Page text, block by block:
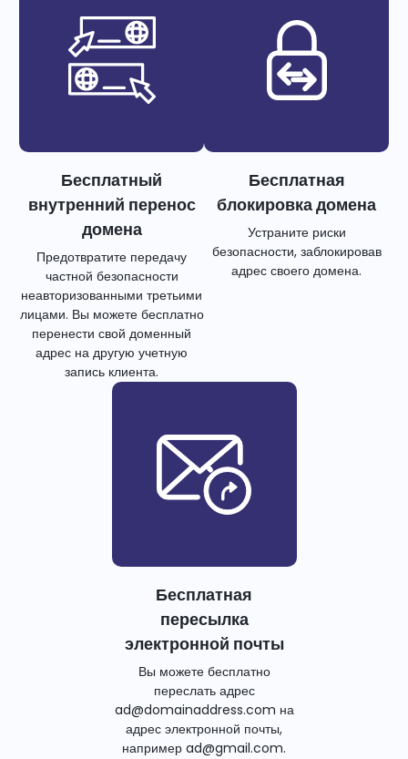
Бесплатный
внутренний перенос
домена
Предотвратите передачу
частной безопасности
неавторизованными третьими
лицами. Вы можете бесплатно
перенести свой доменный
адрес на другую учетную
запись клиента.
Бесплатная
блокировка домена
Устраните риски
безопасности, заблокировав
адрес своего домена.
Бесплатная
пересылка
электронной почты
Вы можете бесплатно
переслать адрес
ad@domainaddress.com на
адрес электронной почты,
например ad@gmail.com.